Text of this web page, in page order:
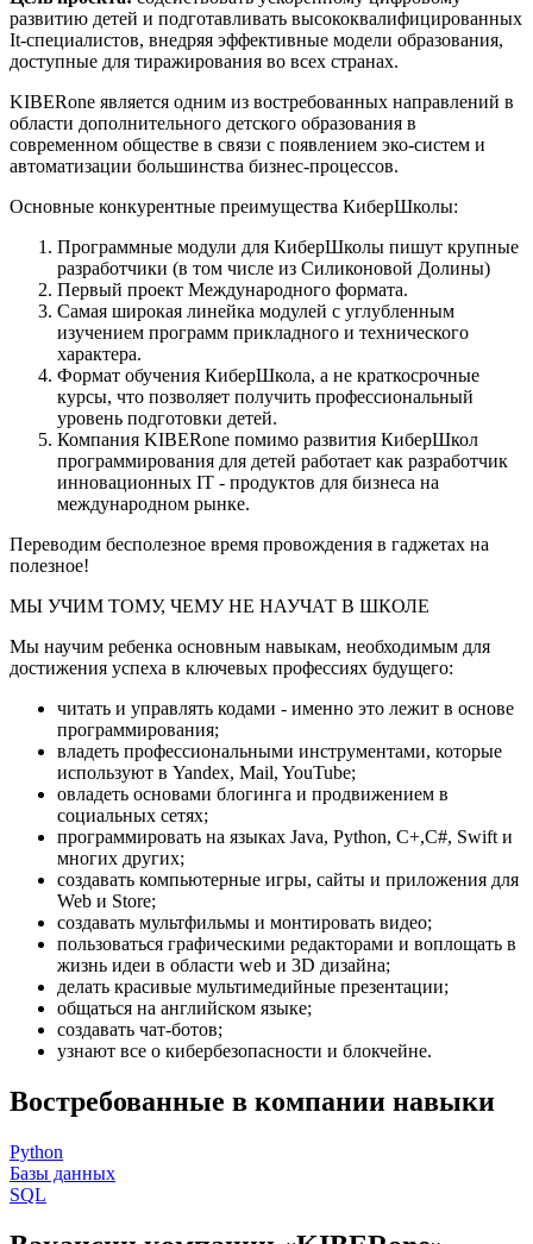
развитию детей и подготавливать высококвалифицированных
It-специалистов, внедряя эффективные модели образования,
доступные для тиражирования во всех странах.
KIBERone является одним из востребованных направлений в
области дополнительного детского образования в
современном обществе в связи с появлением эко-систем и
автоматизации большинства бизнес-процессов.
Основные конкурентные преимущества КиберШколы:
Программные модули для КиберШколы пишут крупные
разработчики (в том числе из Силиконовой Долины)
Первый проект Международного формата.
Самая широкая линейка модулей с углубленным
изучением программ прикладного и технического
характера.
Формат обучения КиберШкола, а не краткосрочные
курсы, что позволяет получить профессиональный
уровень подготовки детей.
Компания KIBERone помимо развития КиберШкол
программирования для детей работает как разработчик
инновационных IT - продуктов для бизнеса на
международном рынке.
Переводим бесполезное время провождения в гаджетах на
полезное!
МЫ УЧИМ ТОМУ, ЧЕМУ НЕ НАУЧАТ В ШКОЛЕ
Мы научим ребенка основным навыкам, необходимым для
достижения успеха в ключевых профессиях будущего:
читать и управлять кодами - именно это лежит в основе
программирования;
владеть профессиональными инструментами, которые
используют в Yandex, Mail, YouTube;
овладеть основами блогинга и продвижением в
социальных сетях;
программировать на языках Java, Python, С+,С#, Swift и
многих других;
создавать компьютерные игры, сайты и приложения для
Web и Store;
создавать мультфильмы и монтировать видео;
пользоваться графическими редакторами и воплощать в
жизнь идеи в области web и 3D дизайна;
делать красивые мультимедийные презентации;
общаться на английском языке;
создавать чат-ботов;
узнают все о кибербезопасности и блокчейне.
Востребованные в компании навыки
Python
Базы данных
SQL